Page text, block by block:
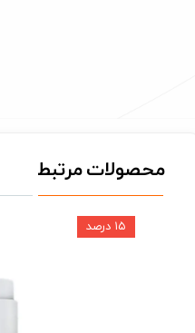
محصولات مرتبط
۱۵ درصد